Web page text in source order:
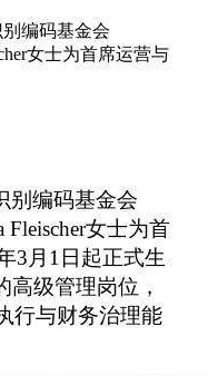
编码基金会
女士为首席运营与
别编码基金会
Fleischer女士为首
3 月 1 日起正式生
高级管理岗位，
行与财务治理能